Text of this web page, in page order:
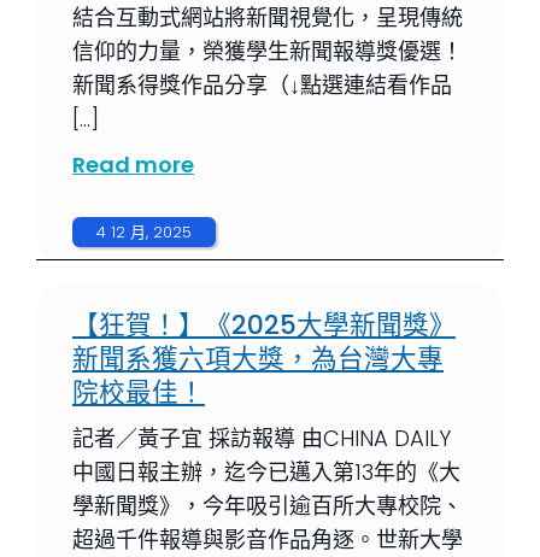
結合互動式網站將新聞視覺化，呈現傳統
信仰的力量，榮獲學生新聞報導獎優選！
新聞系得獎作品分享（↓點選連結看作品
[…]
Read more
4 12 月, 2025
【狂賀！】《2025大學新聞獎》
新聞系獲六項大獎，為台灣大專
院校最佳！
記者／黃子宜 採訪報導 由CHINA DAILY
中國日報主辦，迄今已邁入第13年的《大
學新聞獎》，今年吸引逾百所大專校院、
超過千件報導與影音作品角逐。世新大學